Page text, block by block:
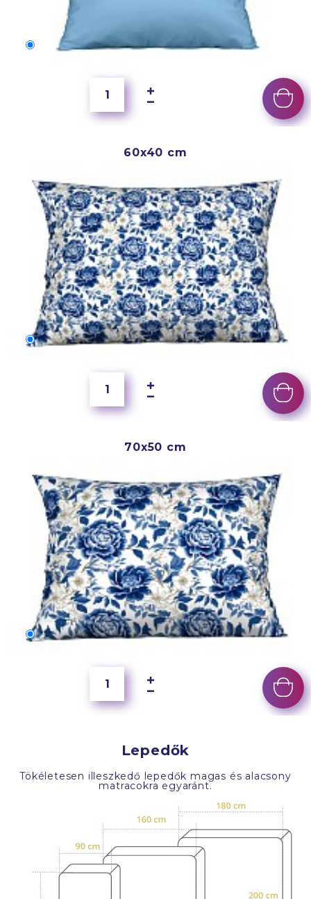
50x40 cm
60x40 cm
60x40 cm
70x50 cm
70x50 cm
Lepedők
Tökéletesen illeszkedő lepedők magas és alacsony
matracokra egyaránt.